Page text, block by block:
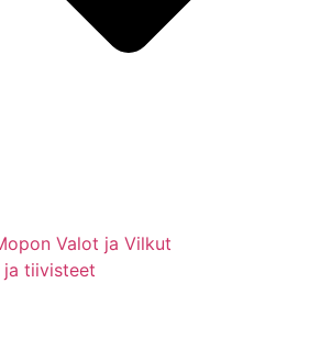
Valot ja Vilkut
ja tiivisteet